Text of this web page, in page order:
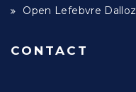
Open Lefebvre Dalloz
CONTACT